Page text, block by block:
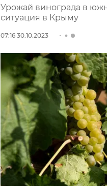
Урожай винограда в
ситуация в Крыму
07:16 30.10.2023